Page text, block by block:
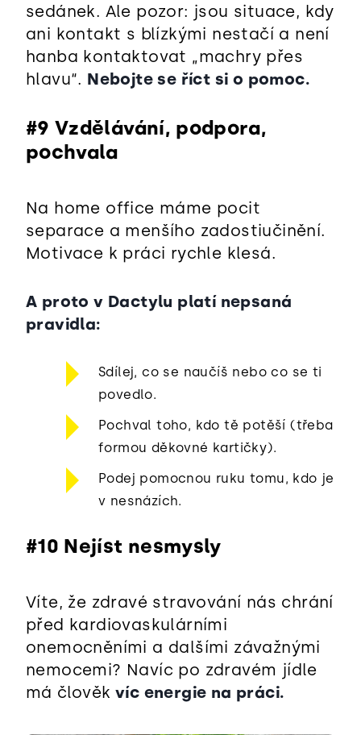
sedánek. Ale pozor: jsou situace, kdy
ani kontakt s blízkými nestačí a není
hanba kontaktovat „machry přes
hlavu“. Nebojte se říct si o pomoc.
#9 Vzdělávání, podpora,
pochvala
Na home office máme pocit
separace a menšího zadostiučinění.
Motivace k práci rychle klesá.
A proto v Dactylu platí nepsaná
pravidla:
Sdílej, co se naučíš nebo co se ti
povedlo.
Pochval toho, kdo tě potěší (třeba
formou děkovné kartičky).
Podej pomocnou ruku tomu, kdo je
v nesnázích.
#10 Nejíst nesmysly
Víte, že zdravé stravování nás chrání
před kardiovaskulárními
onemocněními a dalšími závažnými
nemocemi? Navíc po zdravém jídle
má člověk víc energie na práci.